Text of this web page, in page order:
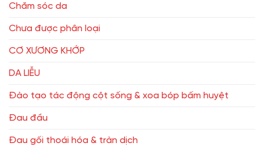
Chăm sóc da
Chưa được phân loại
CƠ XƯƠNG KHỚP
DA LIỄU
Đào tạo tác động cột sống & xoa bóp bấm huyệt
Đau đầu
Đau gối thoái hóa & tràn dịch